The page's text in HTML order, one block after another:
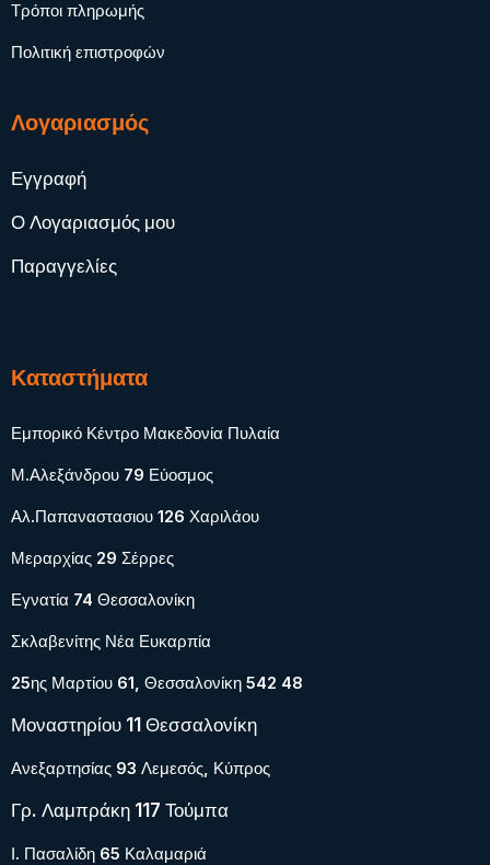
Τρόποι πληρωμής
Πολιτική επιστροφών
Λογαριασμός
Εγγραφή
Ο Λογαριασμός μου
Παραγγελίες
Καταστήματα
Εμπορικό Κέντρο Μακεδονία Πυλαία
Μ.Αλεξάνδρου 79 Εύοσμος
Αλ.Παπαναστασιου 126 Χαριλάου
Μεραρχίας 29 Σέρρες
Εγνατία 74 Θεσσαλονίκη
Σκλαβενίτης Νέα Ευκαρπία
25ης Μαρτίου 61, Θεσσαλονίκη 542 48
Μοναστηρίου 11 Θεσσαλονίκη
Ανεξαρτησίας 93 Λεμεσός, Κύπρος
Γρ. Λαμπράκη 117 Τούμπα
Ι. Πασαλίδη 65 Καλαμαριά